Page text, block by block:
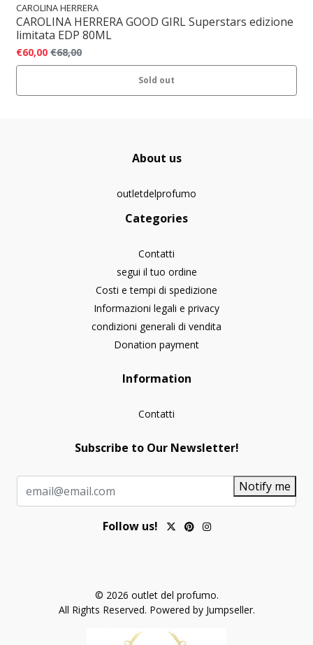
CAROLINA HERRERA
CAROLINA HERRERA GOOD GIRL Superstars edizione
limitata EDP 80ML
€60,00 €68,00
Sold out
About us
outletdelprofumo
Categories
Contatti
segui il tuo ordine
Costi e tempi di spedizione
Informazioni legali e privacy
condizioni generali di vendita
Donation payment
Information
Contatti
Subscribe to Our Newsletter!
Notify me
Follow us!
© 2026 outlet del profumo.
All Rights Reserved. Powered by Jumpseller.